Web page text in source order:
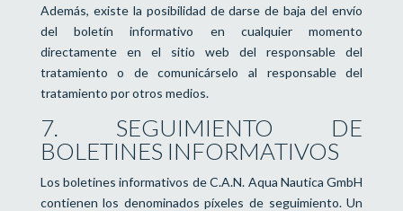
Además, existe la posibilidad de darse de baja del envío
del boletín informativo en cualquier momento
directamente en el sitio web del responsable del
tratamiento o de comunicárselo al responsable del
tratamiento por otros medios.
7. SEGUIMIENTO DE
BOLETINES INFORMATIVOS
Los boletines informativos de C.A.N. Aqua Nautica GmbH
contienen los denominados píxeles de seguimiento. Un